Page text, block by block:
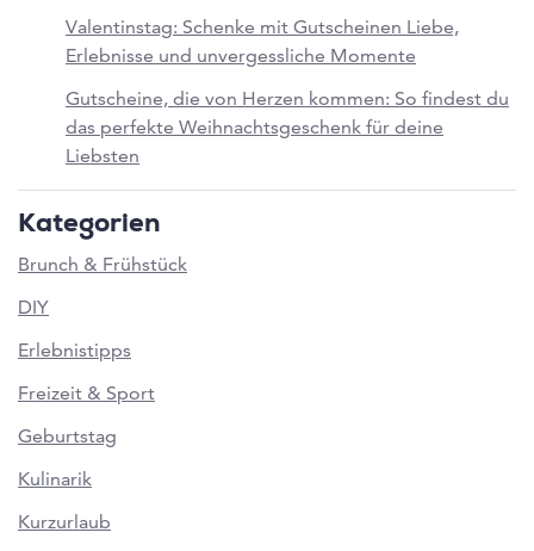
Valentinstag: Schenke mit Gutscheinen Liebe,
Erlebnisse und unvergessliche Momente
Gutscheine, die von Herzen kommen: So findest du
das perfekte Weihnachtsgeschenk für deine
Liebsten
Kategorien
Brunch & Frühstück
DIY
Erlebnistipps
Freizeit & Sport
Geburtstag
Kulinarik
Kurzurlaub